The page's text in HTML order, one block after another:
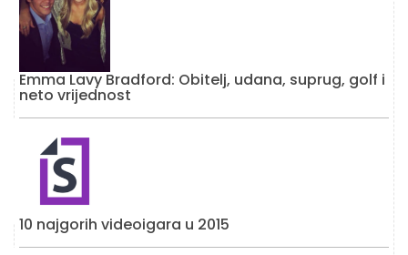
Emma Lavy Bradford: Obitelj, udana, suprug, golf i
neto vrijednost
10 najgorih videoigara u 2015